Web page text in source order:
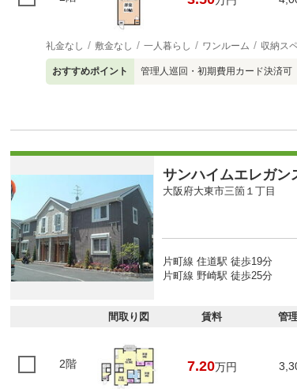
礼金なし 敷金なし 一人暮らし ワンルーム 収納ス
おすすめポイント 管理人巡回・初期費用カード決済可
サンハイムエレガン
大阪府大東市三箇１丁目
片町線 住道駅 徒歩19分
片町線 野崎駅 徒歩25分
間取り図 賃料 管
2階 7.20万円